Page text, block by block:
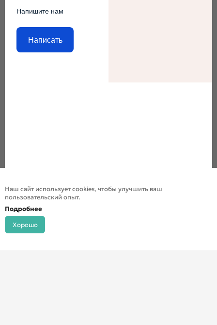
Напишите нам
Написать
Наш сайт использует cookies, чтобы улучшить ваш
пользовательский опыт.
Подробнее
Хорошо